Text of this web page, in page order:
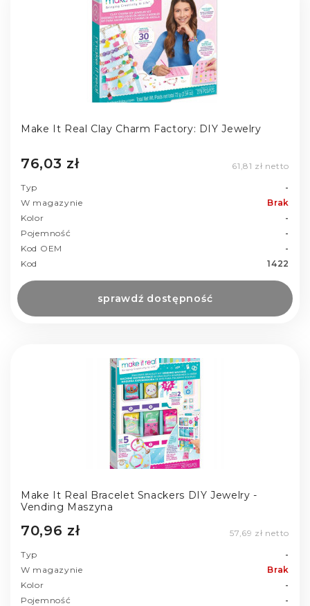
Make It Real Clay Charm Factory: DIY Jewelry
76,03 zł 61,81 zł netto
Typ
-
W magazynie
Brak
Kolor
-
Pojemność
-
Kod OEM
-
Kod
1422
sprawdź dostępność
Make It Real Bracelet Snackers DIY Jewelry -
Vending Maszyna
70,96 zł 57,69 zł netto
Typ
-
W magazynie
Brak
Kolor
-
Pojemność
-